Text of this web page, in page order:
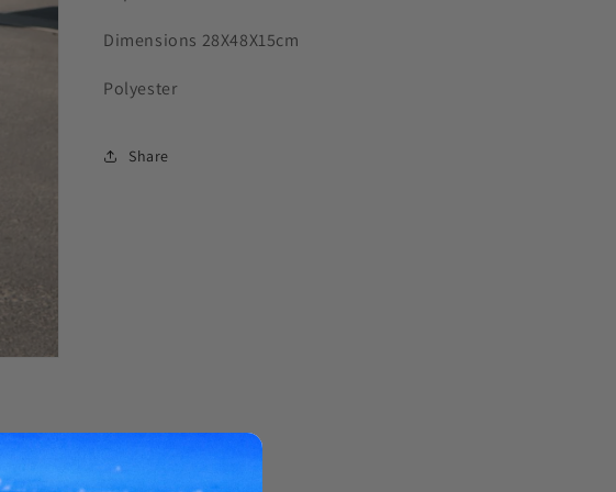
Dimensions 28X48X15cm
Polyester
Share